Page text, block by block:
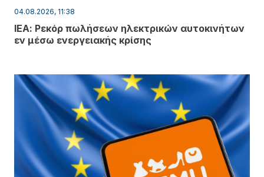
04.08.2026, 11:38
ΙΕΑ: Ρεκόρ πωλήσεων ηλεκτρικών αυτοκινήτων
εν μέσω ενεργειακής κρίσης